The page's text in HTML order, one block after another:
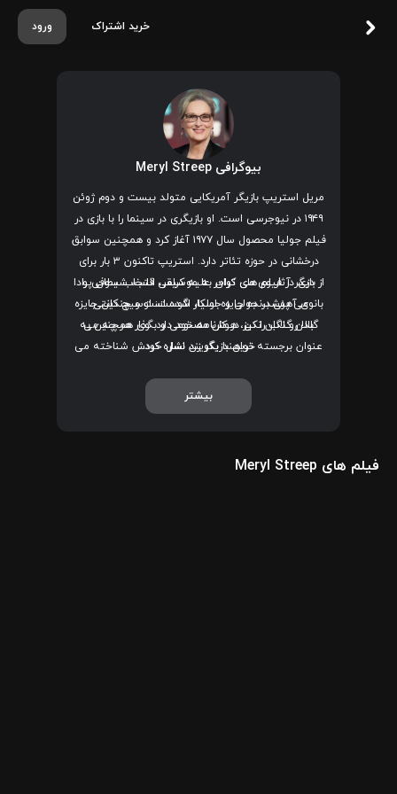
ورود خرید اشتراک
بیوگرافی Meryl Streep
مریل استریپ بازیگر آمریکایی متولد بیست و دوم ژوئن
۱۹۴۹ در نیوجرسی است. او بازیگری در سینما را با بازی در
فیلم جولیا محصول سال ۱۹۷۷ آغاز کرد و همچنین سوابق
درخشانی در حوزه تئاتر دارد. استریپ تاکنون ۳ بار برای
بازی در فیلم هایکرامر علیه کرامر، انتخاب سوفی و
بانوی آهنی برنده جایزه اسکار شده است و چندین جایزه
گلدن گلاب را نیز در کارنامه خود دارد. وی همچنین به
عنوان برجسته ترین بازیگر زن نسل خودش شناخته می
از دیگر آثار وی می توان بهموسیقی قلب، شیطان پرادا
می پوشد،جولی و جولیا، اگوست: اوسیج کانتی،
بالا رو نگان نکن، هوش مصنوعی و بگذار هر چه می
خواهند بگویند اشاره کرد.
بیشتر
فیلم های Meryl Streep